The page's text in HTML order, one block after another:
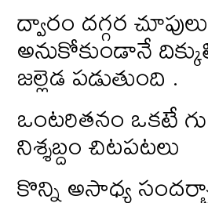
ద్వారం దగ్గర చూపులు
అనుకోకుండానే
జల్లెడ పడుతుంది .
ఒంటరితనం ఒకటే
నిశ్శబ్దం చిటపటలు
కొన్ని అసాధ్య